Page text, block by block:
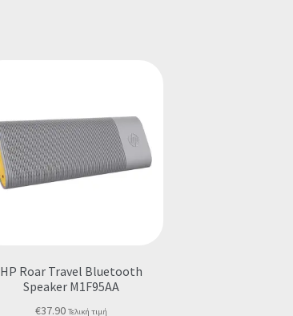
HP Roar Travel Bluetooth
Speaker M1F95AA
€37.90 Τελική τιμή